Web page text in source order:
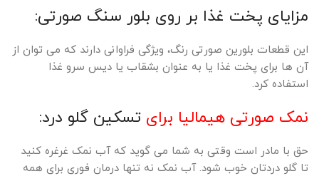
مزایای پخت غذا بر روی بلور سنگ صورتی:
این قطعات بلورین صورتی رنگ، ویژگی فراوانی دارند که می توان از
آن ها برای پخت غذا یا به عنوان بشقاب یا دیس سرو غذا
استفاده کرد.
نمک صورتی هیمالیا برای تسکین گلو درد:
حق با مادر است وقتی به شما می گوید که آب نمک غرغره کنید
تا گلو دردتان خوب شود. آب نمک نه تنها درمان فوری برای همه